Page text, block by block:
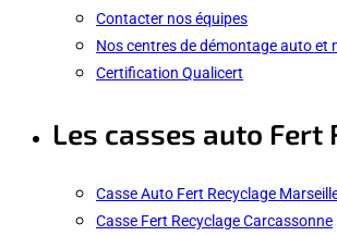
Contacter nos équipes
Nos centres de démontage auto et
Certification Qualicert
Les casses auto Fert
Casse Auto Fert Recyclage
Casse Fert Recyclage Carcassonne